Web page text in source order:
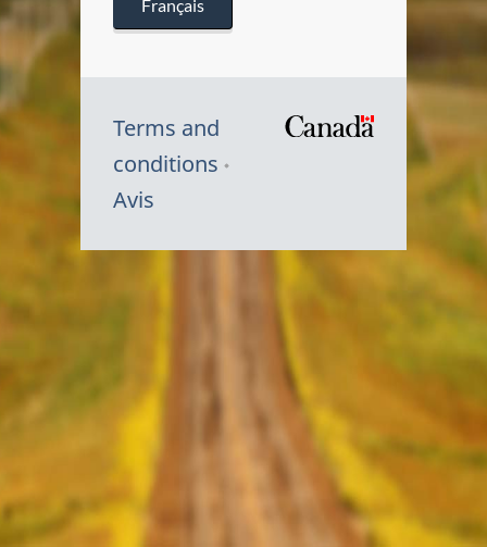
Français
Terms and
conditions
Avis
Symbole
Canada